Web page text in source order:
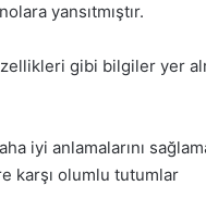
yansıtmıştır.
gibi bilgiler yer
iyi anlamalarını
karşı olumlu tutumlar